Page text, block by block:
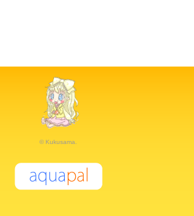
© Kukusama.